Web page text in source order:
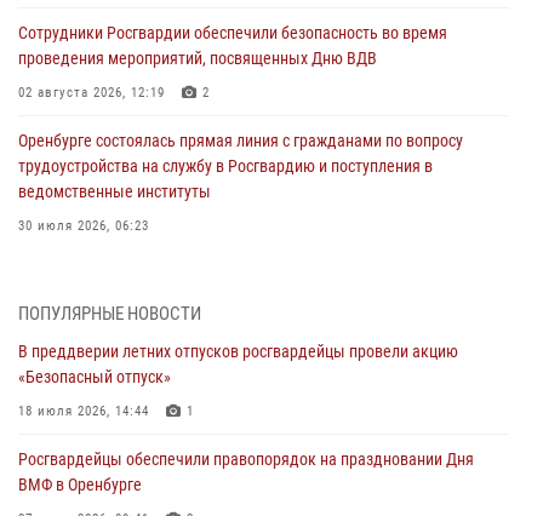
Сотрудники Росгвардии обеспечили безопасность во время
проведения мероприятий, посвященных Дню ВДВ
02 августа 2026, 12:19 2
Оренбурге состоялась прямая линия с гражданами по вопросу
трудоустройства на службу в Росгвардию и поступления в
ведомственные институты
30 июля 2026, 06:23
28 июля 2026, 09:58 1
Росгвардейцы обеспечили правопорядок на праздновании Дня
ВМФ в Оренбурге
27 июля 2026, 09:41 2
Росгвардейцы предотвратили трагедию: спасен мужчина в тяжелой
жизненной ситуации (ВИДЕО)
ПОПУЛЯРНЫЕ НОВОСТИ
В преддверии летних отпусков росгвардейцы провели акцию
«Безопасный отпуск»
18 июля 2026, 14:44 1
Росгвардейцы обеспечили правопорядок на праздновании Дня
ВМФ в Оренбурге